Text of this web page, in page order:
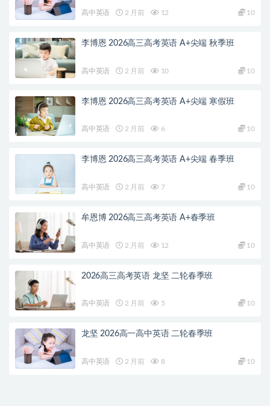
高中英语 2 月前 12 10
李博恩 2026高三高考英语 A+尖端 秋季班
高中英语 2 月前 10 10
李博恩 2026高三高考英语 A+尖端 寒假班
高中英语 2 月前 6 10
李博恩 2026高三高考英语 A+尖端 春季班
高中英语 2 月前 7 10
牟恩博 2026高三高考英语 A+春季班
高中英语 2 月前 12 10
2026高三高考英语 龙坚 二轮春季班
高中英语 2 月前 5 10
龙坚 2026高一高中英语 二轮春季班
高中英语 2 月前 8 10